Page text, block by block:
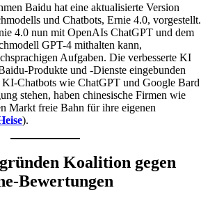
Baidu hat eine aktualisierte Version
und Chatbots, Ernie 4.0, vorgestellt.
4.0 nun mit OpenAIs ChatGPT und dem
GPT-4 mithalten kann,
Aufgaben. Die verbesserte KI
Produkte und -Dienste eingebunden
KI-Chatbots wie ChatGPT und Google Bard
stehen, haben chinesische Firmen wie
Markt freie Bahn für ihre eigenen
).
Koalition gegen
Bewertungen